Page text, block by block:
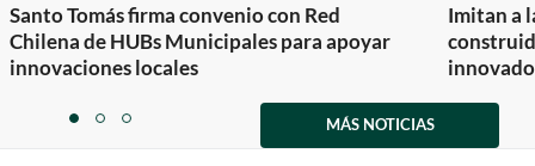
Santo Tomás firma convenio con Red
Chilena de HUBs Municipales para apoyar
innovaciones locales
Imitan a
itemitemitem
MÁS NOTICIAS